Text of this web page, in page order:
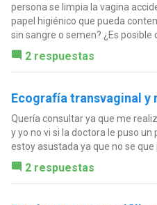
persona se limpia la vagina
papel higiénico que pueda
sin sangre o semen? ¿Es posible
2 respuestas
Ecografía transvaginal y
Quería consultar ya que me
y yo no vi si la doctora le puso
estoy asustada ya que no se
2 respuestas